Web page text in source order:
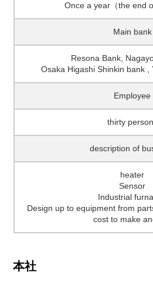
Once a year（the end
Main bank
Resona Bank,
Osaka Higashi Shinkin bank ,
Employee
thirty
description of
heater
Sensor
Industrial
Design up to equipment from
cost to make
本社